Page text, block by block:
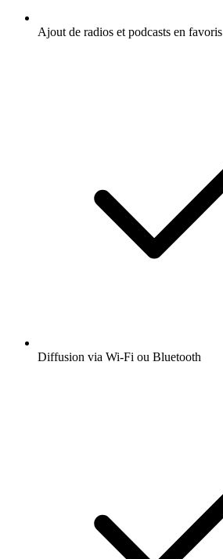
Ajout de radios et podcasts en favoris
Diffusion via Wi-Fi ou Bluetooth